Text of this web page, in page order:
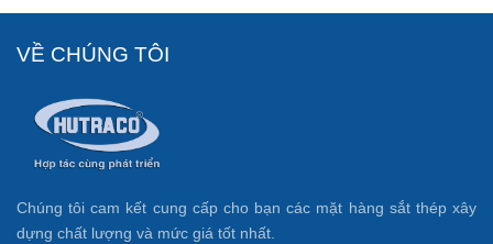
VỀ CHÚNG TÔI
Chúng tôi cam kết cung cấp cho bạn các mặt hàng sắt thép xây
dựng chất lượng và mức giá tốt nhất.